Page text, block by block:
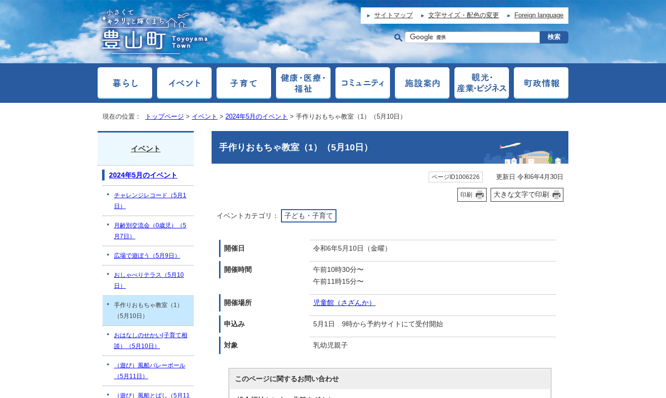
サイトマップ 文字サイズ・配色の変更 Foreign language
現在の位置： トップページ > イベント > 2024年5月のイベント > 手作りおもちゃ教室（1）（5月10日）
手作りおもちゃ教室（1）（5月10日）
ページID1006226 更新日 令和6年4月30日
印刷 大きな文字で印刷
イベントカテゴリ： 子ども・子育て
開催日 令和6年5月10日（金曜）
開催時間
午前10時30分〜
午前11時15分〜
開催場所 児童館（さざんか）
申込み 5月1日 9時から予約サイトにて受付開始
対象 乳幼児親子
このページに関するお問い合わせ
イベント
2024年5月のイベント
チャレンジレコード（5月1
日）
月齢別交流会（0歳児）（5
月7日）
広場で遊ぼう（5月9日）
おしゃべりテラス（5月10
日）
手作りおもちゃ教室（1）
（5月10日）
おはなしのせかい(子育て相
談）（5月10日）
（遊び）風船バレーボール
（5月11日）
（遊び）風船とばし（5月11